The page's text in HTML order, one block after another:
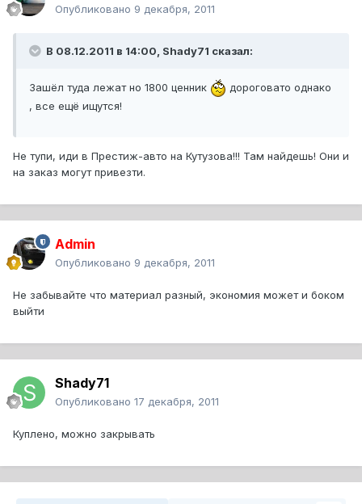
Опубликовано 9 декабря, 2011
В 08.12.2011 в 14:00, Shady71 сказал:
Зашёл туда лежат но 1800 ценник
дороговато однако
, все ещё ищутся!
Не тупи, иди в Престиж-авто на Кутузова!!! Там найдешь! Они и
на заказ могут привезти.
Admin
Опубликовано 9 декабря, 2011
Не забывайте что материал разный, экономия может и боком
выйти
Shady71
Опубликовано 17 декабря, 2011
Куплено, можно закрывать